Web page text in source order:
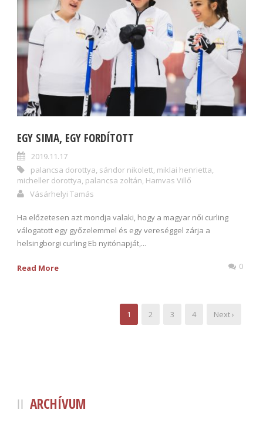
EGY SIMA, EGY FORDÍTOTT
2019.11.17
palancsa dorottya, sándor nikolett, miklai henrietta,
micheller dorottya, palancsa zoltán, Hamvas Villő
Vásárhelyi Tamás
Ha előzetesen azt mondja valaki, hogy a magyar női curling
válogatott egy győzelemmel és egy vereséggel zárja a
helsingborgi curling Eb nyitónapját,...
Read More 0
1 2 3 4 Next ›
ARCHÍVUM